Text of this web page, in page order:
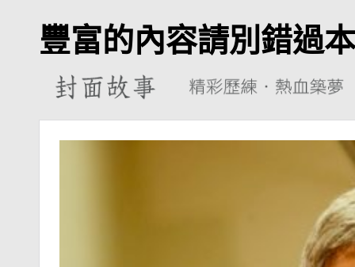
豐富的內容請別錯過